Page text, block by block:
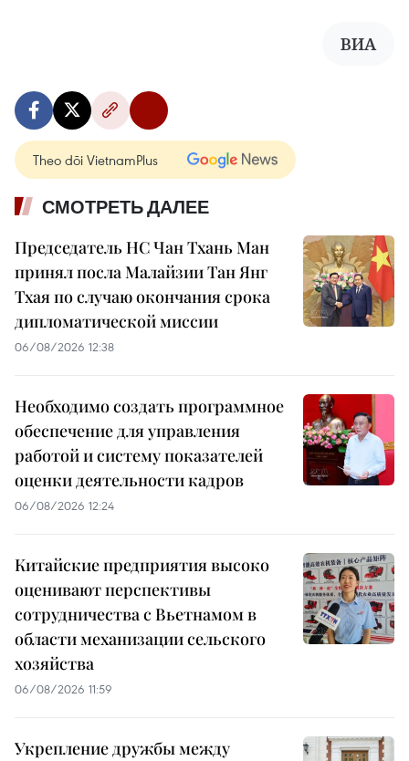
ВИА
Theo dõi VietnamPlus
СМОТРЕТЬ ДАЛЕЕ
Председатель НС Чан Тхань Ман
принял посла Малайзии Тан Янг
Тхая по случаю окончания срока
дипломатической миссии
06/08/2026 12:38
Необходимо создать программное
обеспечение для управления
работой и систему показателей
оценки деятельности кадров
06/08/2026 12:24
Китайские предприятия высоко
оценивают перспективы
сотрудничества с Вьетнамом в
области механизации сельского
хозяйства
06/08/2026 11:59
Укрепление дружбы между